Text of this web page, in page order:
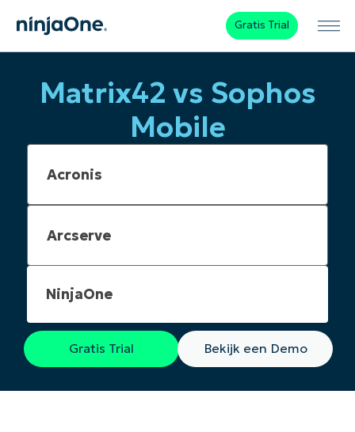
Gratis Trial
Matrix42 vs Sophos
Mobile
NinjaOne
Gratis Trial Bekijk een Demo